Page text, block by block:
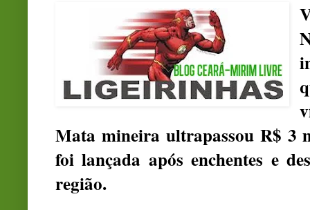
Mata mineira ultrapassou R$ 3
foi lançada após enchentes e
região.